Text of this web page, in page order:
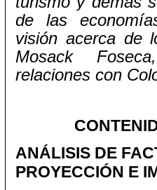
de las
visión acerca de
Mosack
relaciones con
ANÁLISIS DE
PROYECCIÓN E